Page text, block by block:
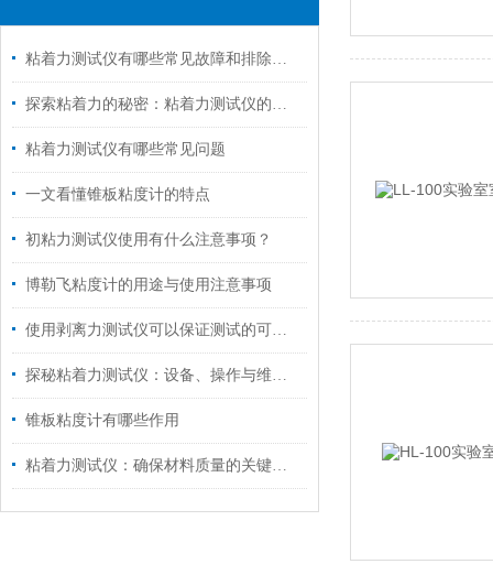
粘着力测试仪有哪些常见故障和排除方法呢
探索粘着力的秘密：粘着力测试仪的应用与优势
粘着力测试仪有哪些常见问题
一文看懂锥板粘度计的特点
初粘力测试仪使用有什么注意事项？
博勒飞粘度计的用途与使用注意事项
使用剥离力测试仪可以保证测试的可靠性和稳定性
探秘粘着力测试仪：设备、操作与维护全解析
锥板粘度计有哪些作用
粘着力测试仪：确保材料质量的关键工具